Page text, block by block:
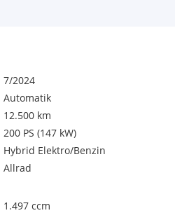
7/2024
Automatik
12.500 km
200 PS (147 kW)
Hybrid Elektro/Benzin
Allrad
1.497 ccm